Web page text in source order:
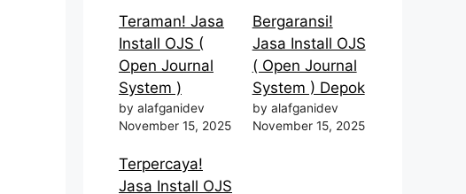
Teraman! Jasa
Install OJS (
Open Journal
System )
by alafganidev
November 15, 2025
Bergaransi!
Jasa Install OJS
( Open Journal
System ) Depok
by alafganidev
November 15, 2025
Terpercaya!
Jasa Install OJS